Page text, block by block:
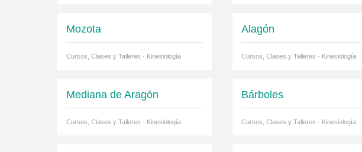
Mozota
Cursos, Clases y Talleres · Kinesiología
Alagón
Cursos, Clases y Talleres · Kinesiología
Mediana de Aragón
Cursos, Clases y Talleres · Kinesiología
Bárboles
Cursos, Clases y Talleres · Kinesiología